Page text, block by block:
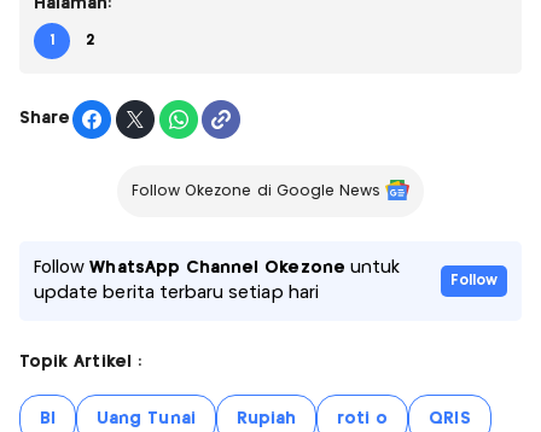
Halaman:
1 2
Share
Follow Okezone di Google News
FollowWhatsApp Channel Okezone untuk
update berita terbaru setiap hari
Follow
Topik Artikel :
BI Uang Tunai Rupiah roti o QRIS